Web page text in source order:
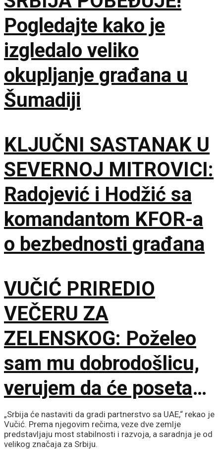
Pogledajte kako je
izgledalo veliko
okupljanje građana u
Šumadiji
KLJUČNI SASTANAK U
SEVERNOJ MITROVICI:
Radojević i Hodžić sa
komandantom KFOR-a
o bezbednosti građana
VUČIĆ PRIREDIO
VEČERU ZA
ZELENSKOG: Poželeo
sam mu dobrodošlicu,
verujem da će poseta
doprineti razvoju
odnosa
„Srbija će nastaviti da gradi partnerstvo sa UAE,“ rekao je
Vučić. Prema njegovim rečima, veze dve zemlje
predstavljaju most stabilnosti i razvoja, a saradnja je od
velikog značaja za Srbiju.